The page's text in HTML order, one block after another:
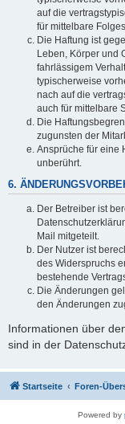
auf die
für mittelbare
Die Haftung ist
Leben, Körper und
fahrlässigem
typischerweise
nach auf die
auch für mittelbare
Die
zugunsten der
Ansprüche für eine
unberührt.
6.
Der Betreiber ist
Mail mitgeteilt.
Der Nutzer ist
des Widerspruchs
bestehende
Die Änderungen
den Änderungen
Informationen über
sind in der
Startseite Foren-
Powered by